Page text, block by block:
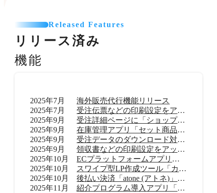
Released Features
リリース済み
機能
2025年7月
海外販売代行機能リリース
2025年7月
受注伝票などの印刷設定をアップデート
2025年9月
受注詳細ページに「ショップ内メモ」機能を追加
2025年9月
在庫管理アプリ「セット商品在庫管理 byらくらく在庫」リリース
2025年9月
受注データのダウンロード対応範囲を拡大
2025年9月
領収書などの印刷設定をアップデート
2025年10月
ECプラットフォームアプリ「TikTok shop」リリース
2025年10月
スワイプ型LP作成ツール「カラーミーモーションLP」提供開始
2025年10月
後払い決済「atone (アトネ)」提供開始
2025年11月
紹介プログラム導入アプリ「Letters（レターズ）」リリース